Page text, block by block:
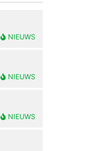
NIEUWS
NIEUWS
NIEUWS